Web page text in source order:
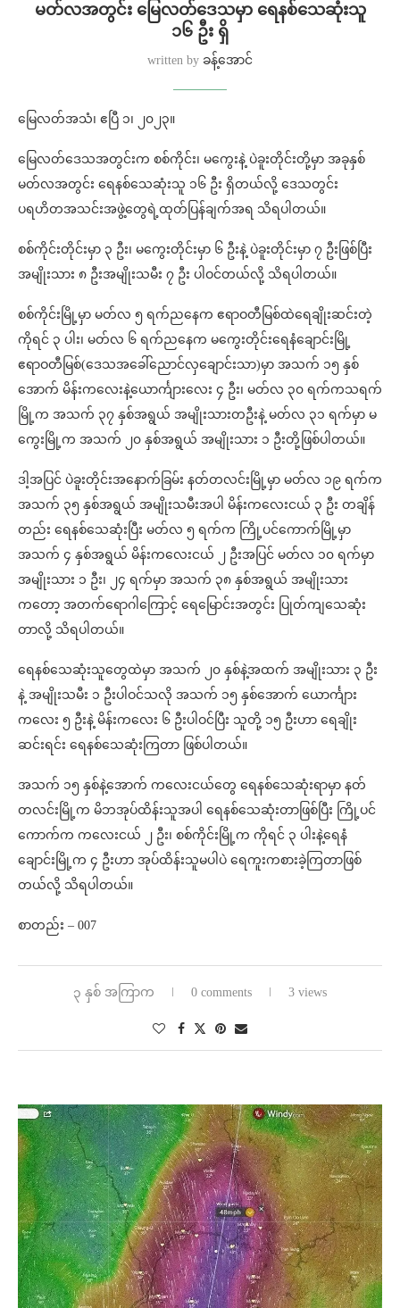
မတ်လအတွင်း မြေလတ်ဒေသမှာ ရေနစ်သေဆုံးသူ
၁၆ ဦး ရှိ
written by ခန့်အောင်
မြေလတ်အသံ၊ ဧပြီ ၁၊ ၂၀၂၃။
မြေလတ်ဒေသအတွင်းက စစ်ကိုင်း၊ မကွေးနဲ့ ပဲခူးတိုင်းတို့မှာ အခုနှစ်
မတ်လအတွင်း ရေနစ်သေဆုံးသူ ၁၆ ဦး ရှိတယ်လို့ ဒေသတွင်း
ပရဟိတအသင်းအဖွဲ့တွေရဲ့ထုတ်ပြန်ချက်အရ သိရပါတယ်။
စစ်ကိုင်းတိုင်းမှာ ၃ ဦး၊ မကွေးတိုင်းမှာ ၆ ဦးနဲ့ ပဲခူးတိုင်းမှာ ၇ ဦးဖြစ်ပြီး
အမျိုးသား ၈ ဦးအမျိုးသမီး ၇ ဦး ပါဝင်တယ်လို့ သိရပါတယ်။
စစ်ကိုင်းမြို့မှာ မတ်လ ၅ ရက်ညနေက ဧရာဝတီမြစ်ထဲရေချိုးဆင်းတဲ့
ကိုရင် ၃ ပါး၊ မတ်လ ၆ ရက်ညနေက မကွေးတိုင်းရေနံချောင်းမြို့
ဧရာဝတီမြစ်(ဒေသအခေါ်ညောင်လှချောင်းသာ)မှာ အသက် ၁၅ နှစ်
အောက် မိန်းကလေးနဲ့ယောင်္ကျားလေး ၄ ဦး၊ မတ်လ ၃၀ ရက်ကသရက်
မြို့က အသက် ၃၇ နှစ်အရွယ် အမျိုးသားတဦးနဲ့ မတ်လ ၃၁ ရက်မှာ မ
ကွေးမြို့က အသက် ၂၀ နှစ်အရွယ် အမျိုးသား ၁ ဦးတို့ဖြစ်ပါတယ်။
ဒါ့အပြင် ပဲခူးတိုင်းအနောက်ခြမ်း နတ်တလင်းမြို့မှာ မတ်လ ၁၉ ရက်က
အသက် ၃၅ နှစ်အရွယ် အမျိုးသမီးအပါ မိန်းကလေးငယ် ၃ ဦး တချိန်
တည်း ရေနစ်သေဆုံးပြီး မတ်လ ၅ ရက်က ကြို့ပင်ကောက်မြို့မှာ
အသက် ၄ နှစ်အရွယ် မိန်းကလေးငယ် ၂ ဦးအပြင် မတ်လ ၁၀ ရက်မှာ
အမျိုးသား ၁ ဦး၊ ၂၄ ရက်မှာ အသက် ၃၈ နှစ်အရွယ် အမျိုးသား
ကတော့ အတက်ရောဂါကြောင့် ရေမြောင်းအတွင်း ပြုတ်ကျသေဆုံး
တာလို့ သိရပါတယ်။
ရေနစ်သေဆုံးသူတွေထဲမှာ အသက် ၂၀ နှစ်နဲ့အထက် အမျိုးသား ၃ ဦး
နဲ့ အမျိုးသမီး ၁ ဦးပါဝင်သလို အသက် ၁၅ နှစ်အောက် ယောင်္ကျား
ကလေး ၅ ဦးနဲ့ မိန်းကလေး ၆ ဦးပါဝင်ပြီး သူတို့ ၁၅ ဦးဟာ ရေချိုး
ဆင်းရင်း ရေနစ်သေဆုံးကြတာ ဖြစ်ပါတယ်။
အသက် ၁၅ နှစ်နဲ့အောက် ကလေးငယ်တွေ ရေနစ်သေဆုံးရာမှာ နတ်
တလင်းမြို့က မိဘအုပ်ထိန်းသူအပါ ရေနစ်သေဆုံးတာဖြစ်ပြီး ကြို့ပင်
ကောက်က ကလေးငယ် ၂ ဦး၊ စစ်ကိုင်းမြို့က ကိုရင် ၃ ပါးနဲ့ရေနံ
ချောင်းမြို့က ၄ ဦးဟာ အုပ်ထိန်းသူမပါပဲ ရေကူးကစားခဲ့ကြတာဖြစ်
တယ်လို့ သိရပါတယ်။
စာတည်း – 007
၃ နှစ် အကြာက 0 comments 3 views